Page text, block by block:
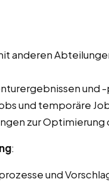
anderen
und
und temporäre
zur
:
und